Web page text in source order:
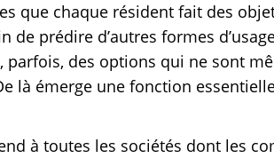
que chaque résident fait des
de prédire d’autres formes
parfois, des options qui ne sont
là émerge une fonction
à toutes les sociétés dont les